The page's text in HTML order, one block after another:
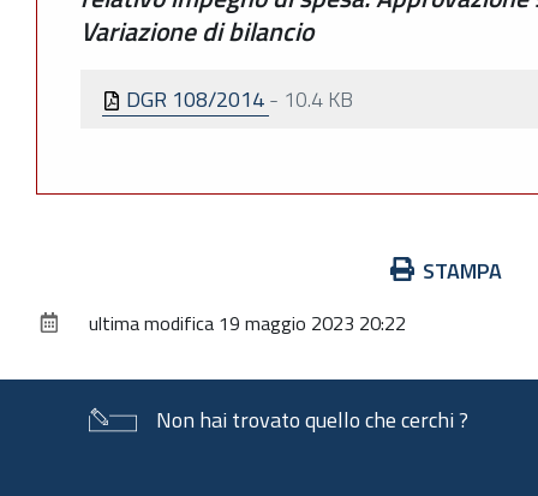
Variazione di bilancio
DGR 108/2014- 10.4 KB
documento
STAMPA
ultima modifica 19 maggio 2023 20:22
Non hai trovato quello che cerchi ?